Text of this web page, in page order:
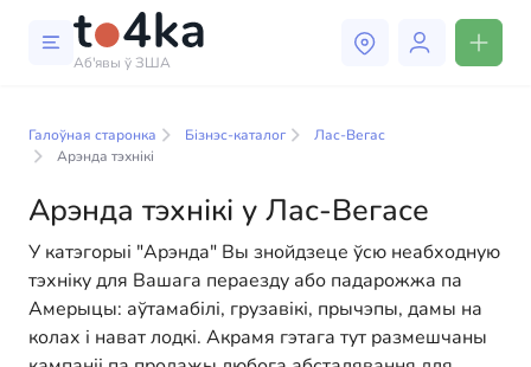
Аб'явы ў ЗША
У нашым каталогу бізнес-паслуг вы знойдзеце
дапамагчы людзям адаптавацца да жыцця ў ЗША.
Мы прапануем разнастайныя рашэнні як для
фізічных, так і для юрыдычных асоб, каб зрабіць
ваша жыццё ў Амерыцы больш камфортным і
зручным. Ад прафесійных кансультацый да
паўсядзённай дапамогі — у нас ёсць усё
Галоўная старонка Бізнэс-каталог
Лас-Вегас
Арэнда тэхнікі
Арэнда тэхнікі у Лас-Вегасе
У катэгорыі "Арэнда" Вы знойдзеце ўсю неабходную
тэхніку для Вашага пераезду або падарожжа па
Амерыцы: аўтамабілі, грузавікі, прычэпы, дамы на
колах і нават лодкі. Акрамя гэтага тут размешчаны